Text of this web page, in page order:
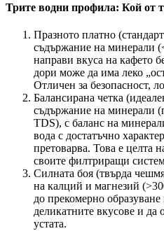
Трите водни профила: Кой от
Празното платно
съдържание на минерали
направи вкуса на кафето
дори може да има леко
Отличен за безопасност,
Балансирана четка
съдържание на минерали
TDS), с баланс на
вода с достатъчно
претоварва. Това е целта
своите филтриращи
Силната боя (твърда
на калций и магнезий
до прекомерно
деликатните вкусове и да
устата.